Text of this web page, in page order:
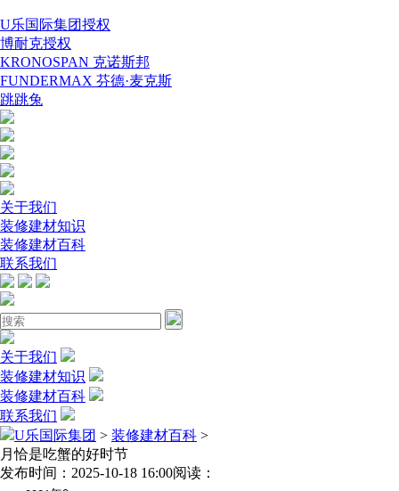
U乐国际集团授权
博耐克授权
KRONOSPAN 克诺斯邦
FUNDERMAX 芬德·麦克斯
跳跳兔
关于我们
装修建材知识
装修建材百科
联系我们
关于我们
装修建材知识
装修建材百科
联系我们
U乐国际集团 > 装修建材百科 >
月恰是吃蟹的好时节
发布时间：2025-10-18 16:00阅读：